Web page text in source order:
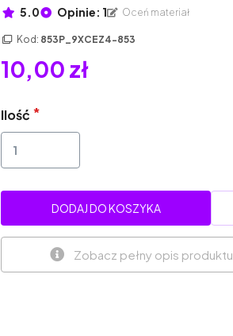
5.0 Opinie: 1 Oceń materiał
Kod: 853P_9XCEZ4-853
10,00 zł
Ilość
DODAJ DO KOSZYKA
Zobacz pełny opis produktu